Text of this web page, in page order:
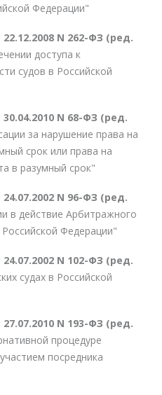
Федерации"
N 262-ФЗ (ред.
доступа к
судов в Российской
N 68-ФЗ (ред.
за нарушение права на
срок или права на
в разумный срок"
N 96-ФЗ (ред.
в действие Арбитражного
Федерации"
N 102-ФЗ (ред.
судах в Российской
N 193-ФЗ (ред.
процедуре
посредника